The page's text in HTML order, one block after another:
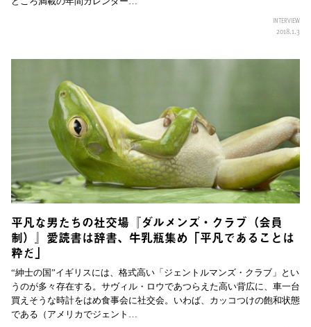
INTERVIEW
2018.1.3
平凡な男たちの社交場『ダルメンズ・クラブ（会員
制）』愛読書は辞書、牛乳瓶集め「平凡であることは
粋だ」
“紳士の国”イギリスには、格式高い「ジェントルマンズ・クラブ」とい
うのが多々存在する。サヴィル・ロウであつらえた高い背広に、車一台
買えそうな時計をはめ食事会に社交会。いわば、カッコつけの飽和状態
である（アメリカでジェント…